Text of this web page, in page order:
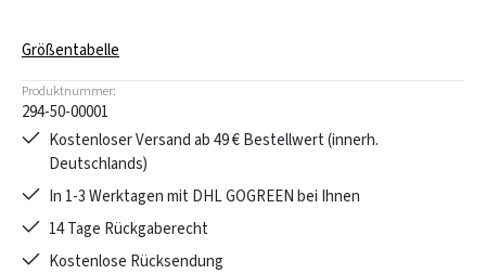
Größentabelle
Produktnummer:
294-50-00001
Kostenloser Versand ab 49 € Bestellwert (innerh.
Deutschlands)
In 1-3 Werktagen mit DHL GOGREEN bei Ihnen
14 Tage Rückgaberecht
Kostenlose Rücksendung